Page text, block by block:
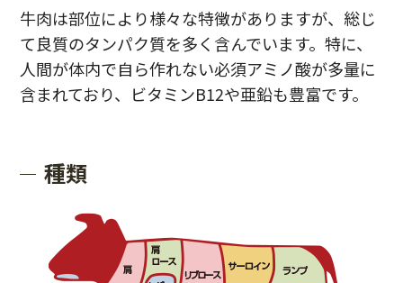
牛肉は部位により様々な特徴がありますが、総じ
て良質のタンパク質を多く含んでいます。特に、
人間が体内で自ら作れない必須アミノ酸が多量に
含まれており、ビタミンB12や亜鉛も豊富です。
種類